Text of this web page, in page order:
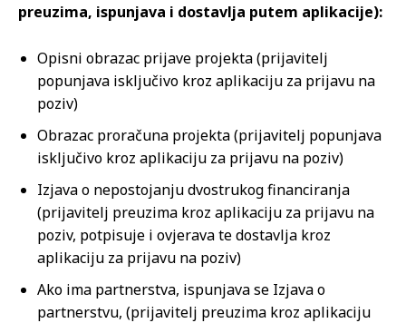
preuzima, ispunjava i dostavlja putem aplikacije):
Opisni obrazac prijave projekta (prijavitelj
popunjava isključivo kroz aplikaciju za prijavu na
poziv)
Obrazac proračuna projekta (prijavitelj popunjava
isključivo kroz aplikaciju za prijavu na poziv)
Izjava o nepostojanju dvostrukog financiranja
(prijavitelj preuzima kroz aplikaciju za prijavu na
poziv, potpisuje i ovjerava te dostavlja kroz
aplikaciju za prijavu na poziv)
Ako ima partnerstva, ispunjava se Izjava o
partnerstvu, (prijavitelj preuzima kroz aplikaciju